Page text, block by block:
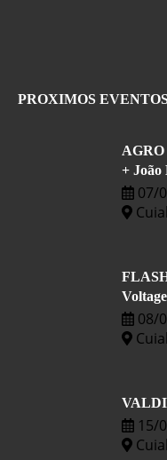
PROXIMOS
AGRO
+ João
07/
08/
15/